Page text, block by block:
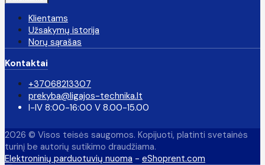
Klientams
Užsakymų istorija
Norų sąrašas
Kontaktai
+37068213307
prekyba@ligajos-technika.lt
I-IV 8:00-16:00 V 8.00-15.00
2026 © Visos teisės saugomos. Kopijuoti, platinti svetainės
turinį be autorių sutikimo draudžiama.
Elektroninių parduotuvių nuoma - eShoprent.com